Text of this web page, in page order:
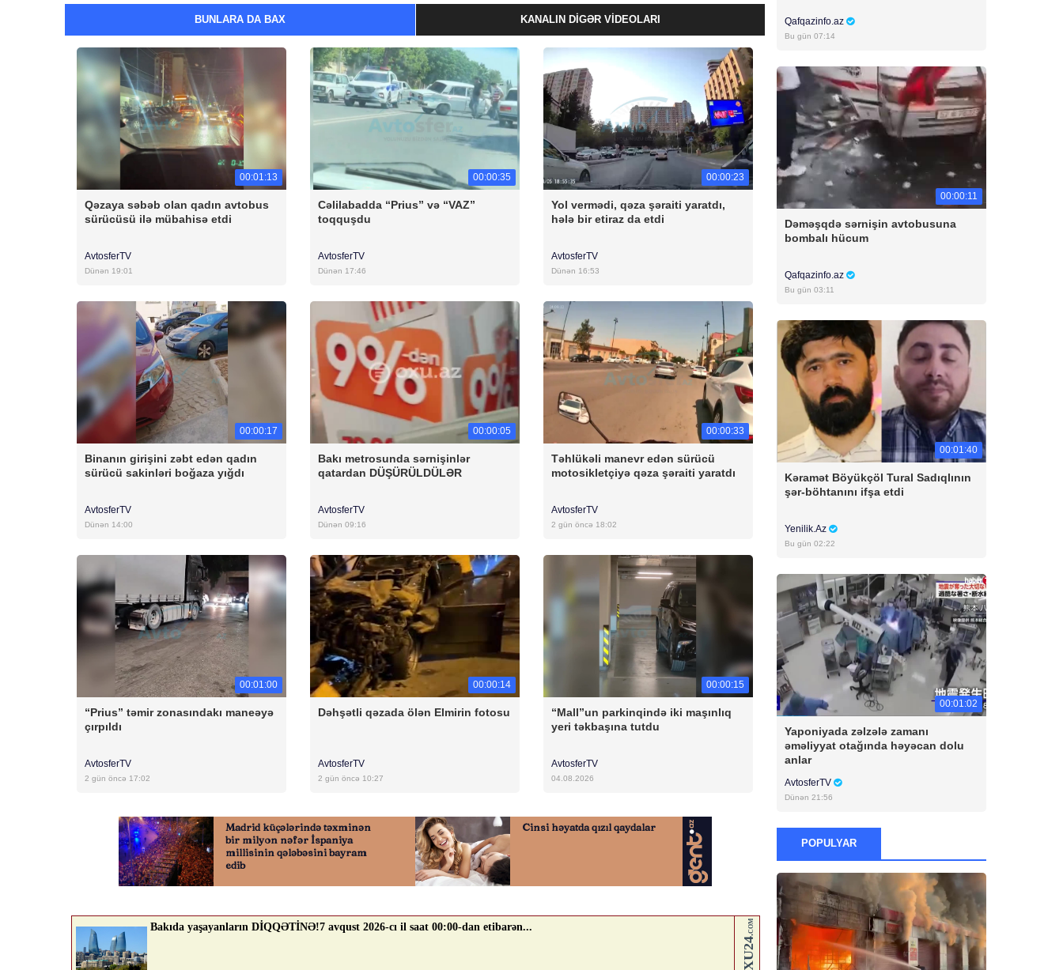
BUNLARA DA BAX KANALIN DIGƏR VIDEOLARI
00:01:13
Qəzaya səbəb olan qadın avtobus
sürücüsü ilə mübahisə etdi
AvtosferTV
Dünən 19:01
00:00:35
Cəlilabadda “Prius” və “VAZ”
toqquşdu
AvtosferTV
Dünən 17:46
00:00:23
Yol vermədi, qəza şəraiti yaratdı,
hələ bir etiraz da etdi
AvtosferTV
Dünən 16:53
00:00:17
Binanın girişini zəbt edən qadın
sürücü sakinləri boğaza yığdı
AvtosferTV
Dünən 14:00
00:00:05
Bakı metrosunda sərnişinlər
qatardan DÜŞÜRÜLDÜLƏR
AvtosferTV
Dünən 09:16
00:00:33
Təhlükəli manevr edən sürücü
motosikletçiyə qəza şəraiti yaratdı
AvtosferTV
2 gün öncə 18:02
00:01:00
“Prius” təmir zonasındakı maneəyə
çırpıldı
AvtosferTV
2 gün öncə 17:02
00:00:14
Dəhşətli qəzada ölən Elmirin fotosu
AvtosferTV
2 gün öncə 10:27
00:00:15
“Mall”un parkinqində iki maşınlıq
yeri təkbaşına tutdu
AvtosferTV
04.08.2026
Qafqazinfo.az
Bu gün 07:14
00:00:11
Dəməşqdə sərnişin avtobusuna
bombalı hücum
Qafqazinfo.az
Bu gün 03:11
00:01:40
Kəramət Böyükçöl Tural Sadıqlının
şər-böhtanını ifşa etdi
Yenilik.Az
Bu gün 02:22
00:01:02
Yaponiyada zəlzələ zamanı
əməliyyat otağında həyəcan dolu
anlar
AvtosferTV
Dünən 21:56
POPULYAR